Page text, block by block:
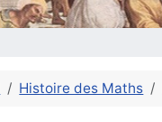
Histoire des Maths